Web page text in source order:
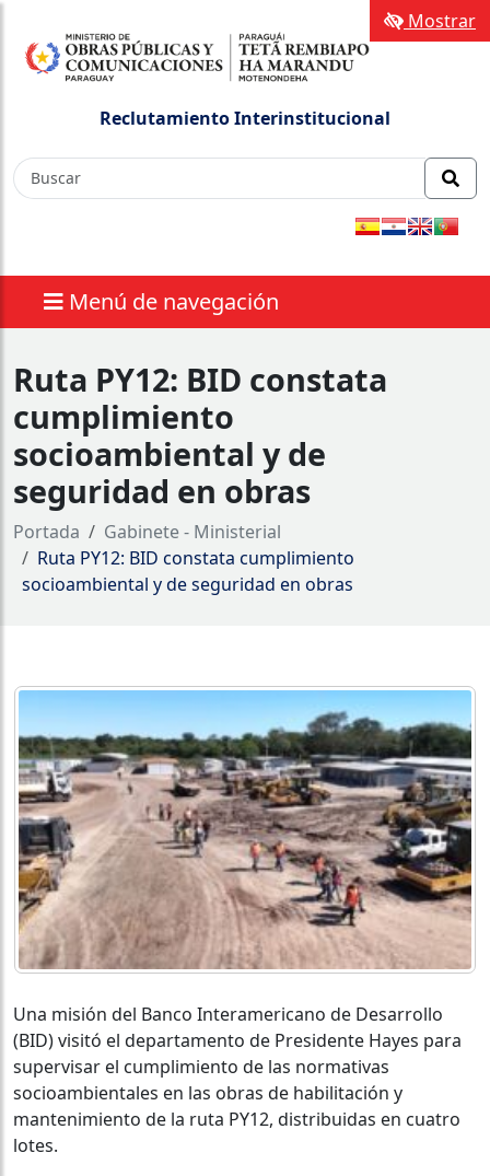
Reclutamiento Interinstitucional
Menú de navegación
Mostrar
Ruta PY12: BID constata
cumplimiento
socioambiental y de
seguridad en obras
Portada
Gabinete - Ministerial
Ruta PY12: BID constata cumplimiento
socioambiental y de seguridad en obras
Una misión del Banco Interamericano de Desarrollo
(BID) visitó el departamento de Presidente Hayes para
supervisar el cumplimiento de las normativas
socioambientales en las obras de habilitación y
mantenimiento de la ruta PY12, distribuidas en cuatro
lotes.